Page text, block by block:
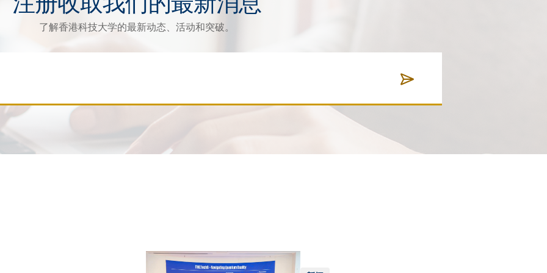
了解香港科技大学的最新动态、活动和突破。